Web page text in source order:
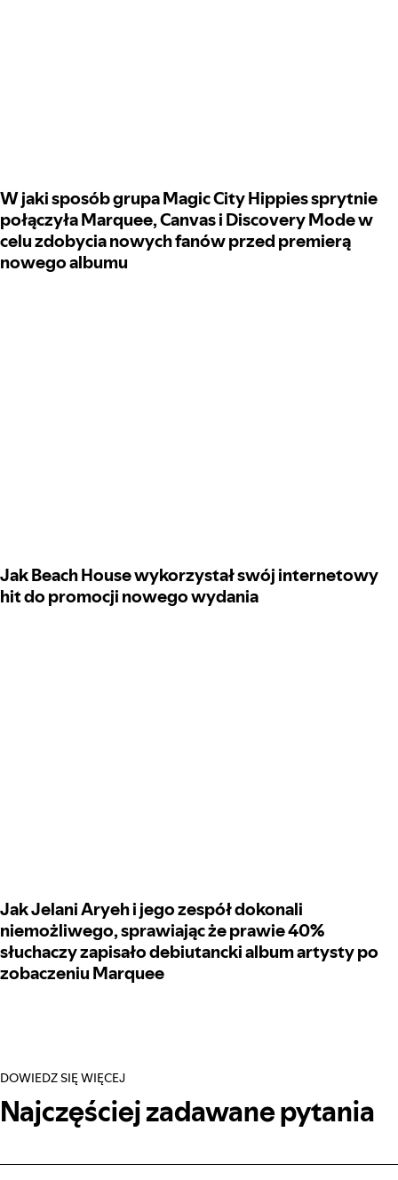
W jaki sposób grupa Magic City Hippies sprytnie
połączyła Marquee, Canvas i Discovery Mode w
celu zdobycia nowych fanów przed premierą
nowego albumu
Jak Beach House wykorzystał swój internetowy
hit do promocji nowego wydania
Jak Jelani Aryeh i jego zespół dokonali
niemożliwego, sprawiając że prawie 40%
słuchaczy zapisało debiutancki album artysty po
zobaczeniu Marquee
DOWIEDZ SIĘ WIĘCEJ
Najczęściej zadawane pytania